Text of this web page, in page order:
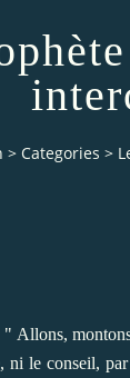
> Categories >
Allons,
ni le conseil,